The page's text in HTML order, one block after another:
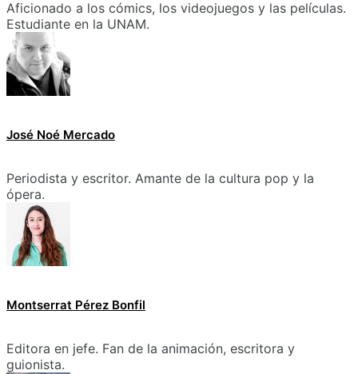
Aficionado a los cómics, los videojuegos y las películas.
Estudiante en la UNAM.
José Noé Mercado
Periodista y escritor. Amante de la cultura pop y la
ópera.
Montserrat Pérez Bonfil
Editora en jefe. Fan de la animación, escritora y
guionista.